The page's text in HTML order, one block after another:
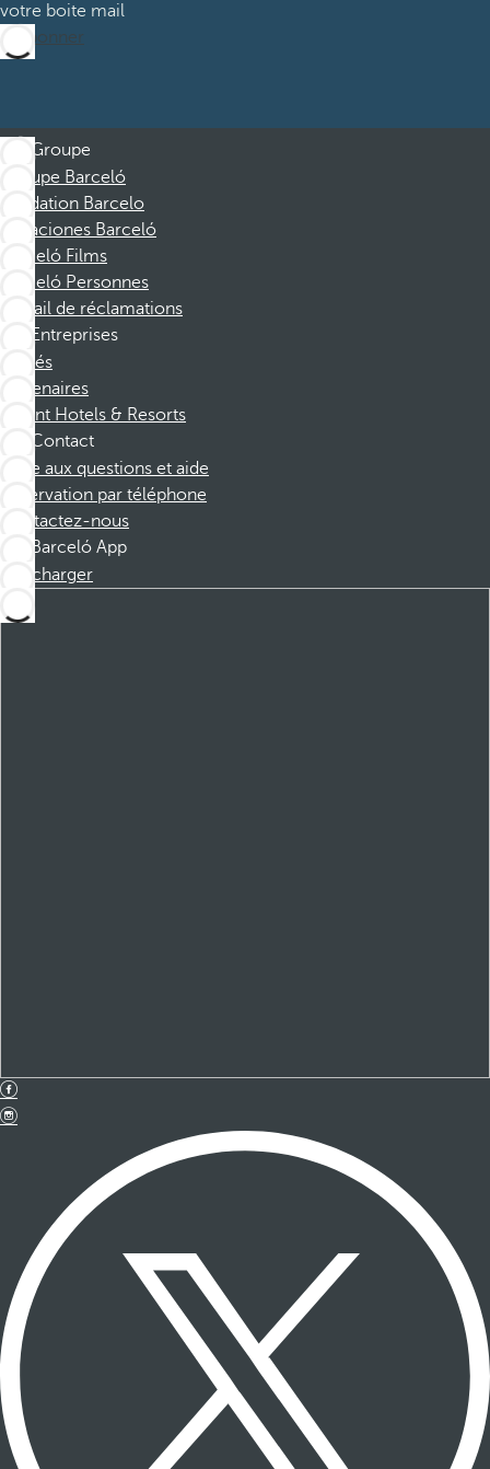
votre boite mail
M’abonner
Groupe
Groupe Barceló
Fondation Barcelo
Vacaciones Barceló
Barceló Films
Barceló Personnes
Portail de réclamations
Entreprises
Affiliés
Partenaires
Dorint Hotels & Resorts
Contact
Foire aux questions et aide
Réservation par téléphone
Contactez-nous
Barceló App
Télécharger